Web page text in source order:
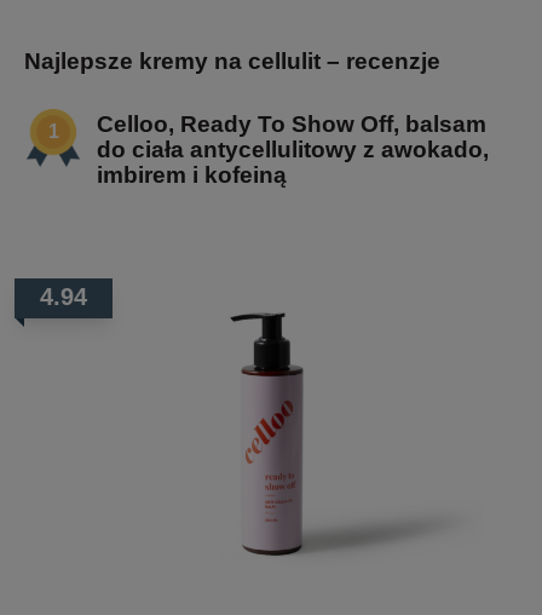
Najlepsze kremy na cellulit – recenzje
Celloo, Ready To Show Off, balsam
do ciała antycellulitowy z awokado,
imbirem i kofeiną
4.94